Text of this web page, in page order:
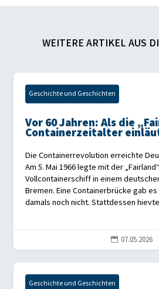
WEITERE ARTIKEL AUS
Geschichte und Geschichten
Vor 60 Jahren: Als die
Containerzeitalter
Die Containerrevolution erreichte
Am 5. Mai 1966 legte mit der
Vollcontainerschiff in einem
Bremen. Eine Containerbrücke gab
damals noch nicht. Stattdessen
 07.05.2026
Geschichte und Geschichten